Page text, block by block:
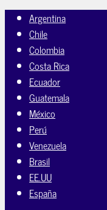
Argentina
Chile
Colombia
Costa Rica
Ecuador
Guatemala
México
Perú
Venezuela
Brasil
EE.UU
España